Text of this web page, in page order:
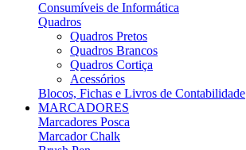
Consumíveis de Informática
Quadros
Quadros Pretos
Quadros Brancos
Quadros Cortiça
Acessórios
Blocos, Fichas e Livros de Contabilidade
MARCADORES
Marcadores Posca
Marcador Chalk